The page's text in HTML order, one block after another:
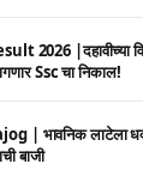
2026 |दहावीच्या
Ssc चा निकाल!
| भावनिक लाटेला
बाजी